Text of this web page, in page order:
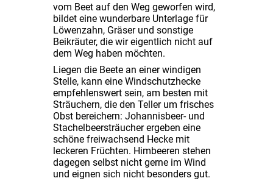
vom Beet auf den Weg geworfen wird,
bildet eine wunderbare Unterlage für
Löwenzahn, Gräser und sonstige
Beikräuter, die wir eigentlich nicht auf
dem Weg haben möchten.
Liegen die Beete an einer windigen
Stelle, kann eine Windschutzhecke
empfehlenswert sein, am besten mit
Sträuchern, die den Teller um frisches
Obst bereichern: Johannisbeer- und
Stachelbeersträucher ergeben eine
schöne freiwachsend Hecke mit
leckeren Früchten. Himbeeren stehen
dagegen selbst nicht gerne im Wind
und eignen sich nicht besonders gut.